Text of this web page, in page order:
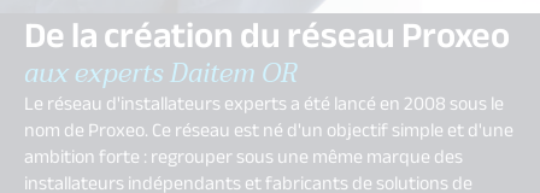
De la création du réseau Proxeo
aux experts Daitem OR
Le réseau d'installateurs experts a été lancé en 2008 sous le
nom de Proxeo. Ce réseau est né d'un objectif simple et d'une
ambition forte : regrouper sous une même marque des
installateurs indépendants et fabricants de solutions de